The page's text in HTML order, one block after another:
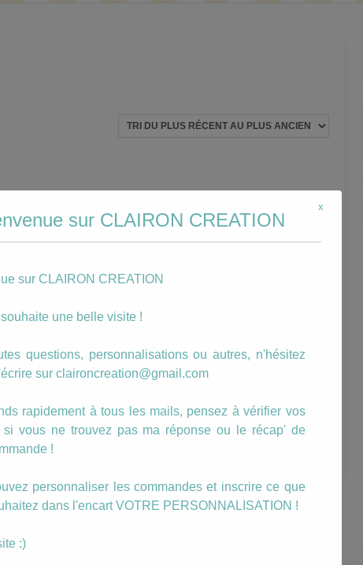
sur CLAIRON CREATION
sur CLAIRON CREATION
une belle visite !
questions, personnalisations ou autres, n'hésitez
sur claironcreation@gmail.com
rapidement à tous les mails, pensez à vérifier vos
si vous ne trouvez pas ma réponse ou le récap' de
!
personnaliser les commandes et inscrire ce que
dans l'encart VOTRE PERSONNALISATION !
:)
x